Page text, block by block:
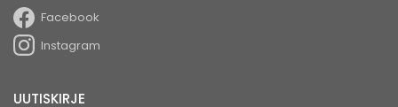
Facebook
Instagram
UUTISKIRJE